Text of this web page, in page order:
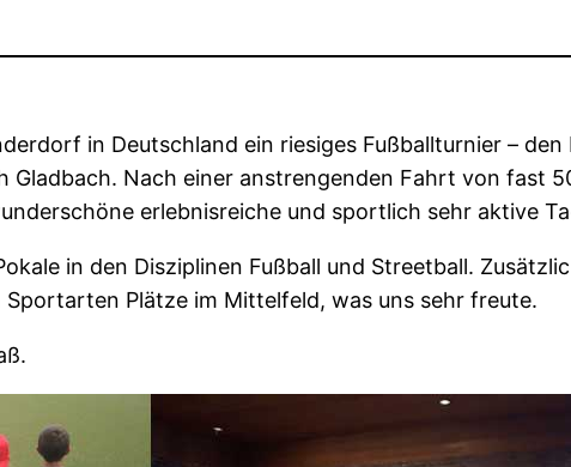
in Deutschland ein riesiges Fußballturnier –
Gladbach. Nach einer anstrengenden Fahrt von fast
erlebnisreiche und sportlich sehr aktive
in den Disziplinen Fußball und Streetball.
Plätze im Mittelfeld, was uns sehr freute.